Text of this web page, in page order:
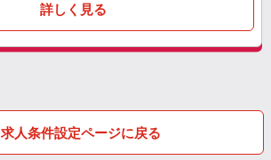
詳しく見る
求人条件設定ページに戻る